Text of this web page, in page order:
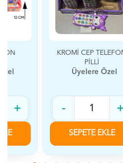
KROMİ CEP TELEFON
Üyelere Özel
+
SEPETE EKLE